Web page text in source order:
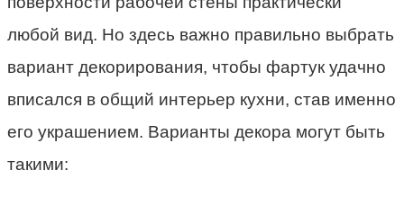
любой вид. Но здесь важно правильно выбрать
вариант декорирования, чтобы фартук удачно
вписался в общий интерьер кухни, став именно
его украшением. Варианты декора могут быть
такими: